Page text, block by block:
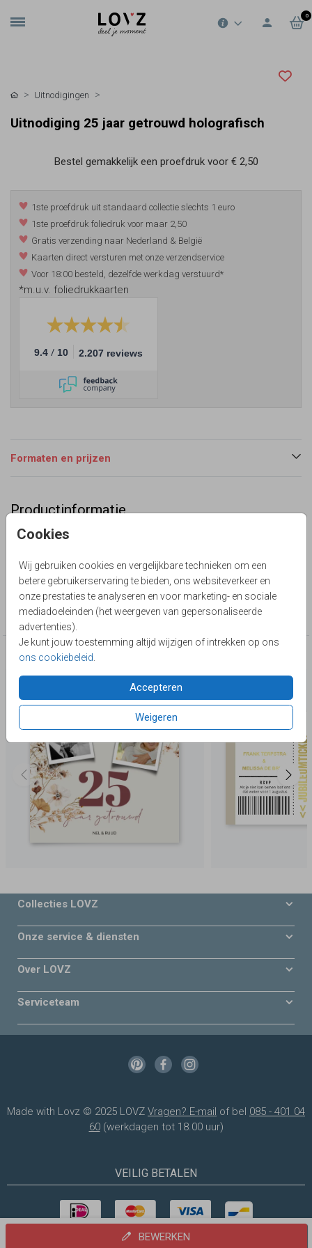
0
Cookies
Wij gebruiken cookies en vergelijkbare technieken om een
betere gebruikerservaring te bieden, ons websiteverkeer en
onze prestaties te analyseren en voor marketing- en sociale
mediadoeleinden (het weergeven van gepersonaliseerde
advertenties).
Je kunt jouw toestemming altijd wijzigen of intrekken op ons
ons cookiebeleid
Accepteren
Weigeren
Uitnodigingen
Uitnodiging 25 jaar getrouwd holografisch
Bestel gemakkelijk een proefdruk voor € 2,50
1ste proefdruk uit standaard collectie slechts 1 euro
1ste proefdruk foliedruk voor maar 2,50
Gratis verzending naar Nederland & België
Kaarten direct versturen met onze verzendservice
Voor 18:00 besteld, dezelfde werkdag verstuurd*
*m.u.v. foliedrukkaarten
9.4 / 10 2.207 reviews
Formaten en prijzen
Productinformatie
Omschrijving
holografische folie. Alles is te bewerken!
Lievez
Collectie
Deze producten zijn wellicht ook iets voor je
BEWERKEN
Collecties LOVZ
Onze service & diensten
Over LOVZ
Serviceteam
Made with Lovz © 2025 LOVZ Vragen? E-mail of bel 085 - 401 04
60(werkdagen tot 18.00 uur)
VEILIG BETALEN